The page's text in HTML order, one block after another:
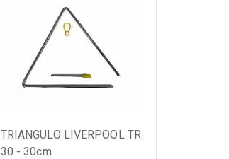
TRIANGULO LIVERPOOL TR
30 - 30cm